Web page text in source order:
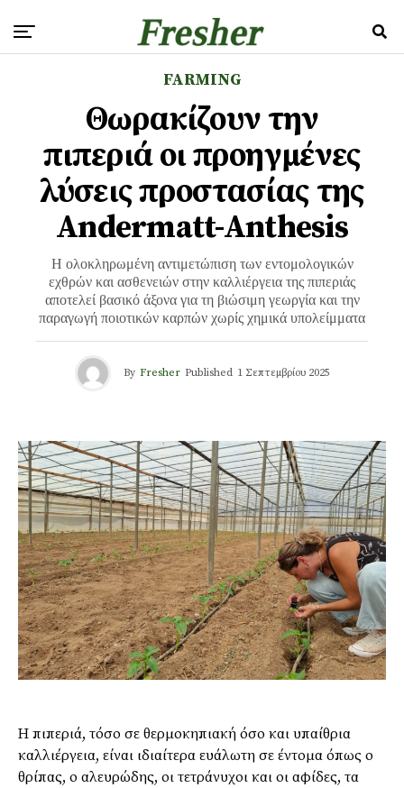
FARMING
Θωρακίζουν την
πιπεριά οι προηγμένες
λύσεις προστασίας της
Andermatt-Anthesis
Η ολοκληρωμένη αντιμετώπιση των εντομολογικών
εχθρών και ασθενειών στην καλλιέργεια της πιπεριάς
αποτελεί βασικό άξονα για τη βιώσιμη γεωργία και την
παραγωγή ποιοτικών καρπών χωρίς χημικά υπολείμματα
By Fresher Published 1 Σεπτεμβρίου 2025
Η πιπεριά, τόσο σε θερμοκηπιακή όσο και υπαίθρια
καλλιέργεια, είναι ιδιαίτερα ευάλωτη σε έντομα όπως ο
θρίπας, ο αλευρώδης, οι τετράνυχοι και οι αφίδες, τα